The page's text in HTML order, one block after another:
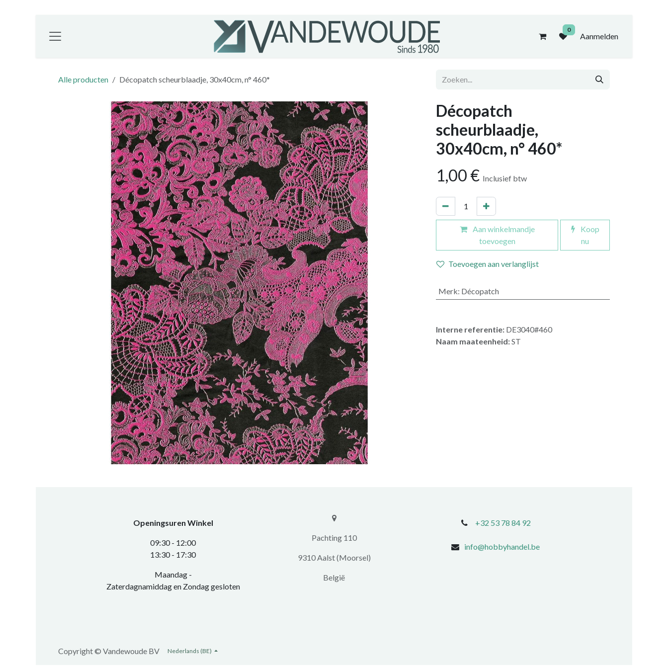
0
Aanmelden
Alle producten Décopatch scheurblaadje, 30x40cm, n° 460*
Décopatch
scheurblaadje,
30x40cm, n° 460*
1,00 € Inclusief btw
Aan winkelmandje
toevoegen
Koop
nu
Toevoegen aan verlanglijst
Merk: Décopatch
Interne referentie: DE3040#460
Naam maateenheid:ST
Openingsuren Winkel
0​9:30 - 12:00
​13:30 - 17:30​
Maandag -
Zaterdagnamiddag en Zondag gesloten
+32 53 78 84 92
info@hobbyhandel.be
​​Pachting 110
9310 Aalst (Moorsel)
​België
Copyright © Vandewoude BV Nederlands (BE)